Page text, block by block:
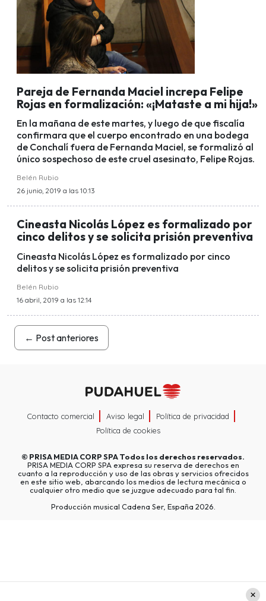
Pareja de Fernanda Maciel increpa Felipe
Rojas en formalización: «¡Mataste a mi hija!»
En la mañana de este martes, y luego de que fiscalía
confirmara que el cuerpo encontrado en una bodega
de Conchalí fuera de Fernanda Maciel, se formalizó al
único sospechoso de este cruel asesinato, Felipe Rojas.
Belén Rubio
26 junio, 2019 a las 10:13
Cineasta Nicolás López es formalizado por
cinco delitos y se solicita prisión preventiva
Cineasta Nicolás López es formalizado por cinco
delitos y se solicita prisión preventiva
Belén Rubio
16 abril, 2019 a las 12:14
← Post anteriores
Contacto comercial Aviso legal
Política de privacidad
Política de cookies
© PRISA MEDIA CORP SPATodos los derechos reservados.
PRISA MEDIA CORP SPA expresa su reserva de derechos en
cuanto a la reproducción y uso de las obras y servicios ofrecidos
en este sitio web, abarcando los medios de lectura mecánica o
cualquier otro medio que se juzgue adecuado para tal fin.
Producción musical Cadena Ser, España 2026.